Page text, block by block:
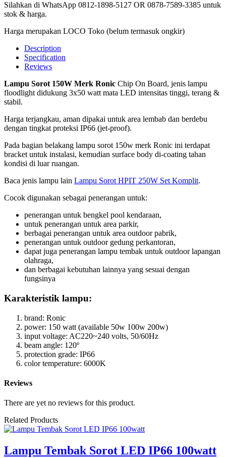
Silahkan di WhatsApp 0812-1898-5127 OR 0878-7589-3385 untuk
stok & harga.
Harga merupakan LOCO Toko (belum termasuk ongkir)
Description
Specification
Reviews
Lampu Sorot 150W Merk Ronic Chip On Board, jenis lampu
floodlight didukung 3x50 watt mata LED intensitas tinggi, terang &
stabil.
Harga terjangkau, aman dipakai untuk area lembab dan berdebu
dengan tingkat proteksi IP66 (jet-proof).
Pada bagian belakang lampu sorot 150w merk Ronic ini terdapat
bracket untuk instalasi, kemudian surface body di-coating tahan
kondisi di luar ruangan.
Baca jenis lampu lain Lampu Sorot HPIT 250W Set Komplit.
Cocok digunakan sebagai penerangan untuk:
penerangan untuk bengkel pool kendaraan,
untuk penerangan untuk area parkir,
berbagai penerangan untuk area outdoor pabrik,
penerangan untuk outdoor gedung perkantoran,
dapat juga penerangan lampu tembak untuk outdoor lapangan
olahraga,
dan berbagai kebutuhan lainnya yang sesuai dengan
fungsinya
Karakteristik lampu:
brand: Ronic
power: 150 watt (available 50w 100w 200w)
input voltage: AC220~240 volts, 50/60Hz
beam angle: 120º
protection grade: IP66
color temperature: 6000K
Reviews
There are yet no reviews for this product.
Related Products
Lampu Tembak Sorot LED IP66 100watt